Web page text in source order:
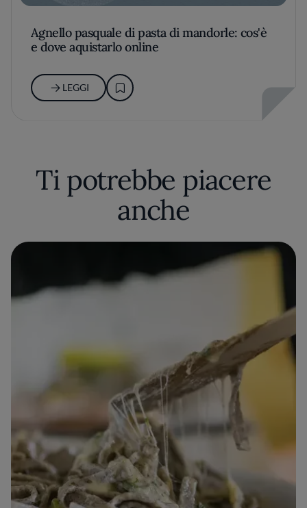
Agnello pasquale di pasta di mandorle: cos'è
e dove aquistarlo online
LEGGI
Ti potrebbe piacere
anche